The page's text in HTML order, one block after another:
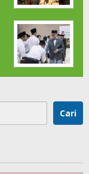
Cari